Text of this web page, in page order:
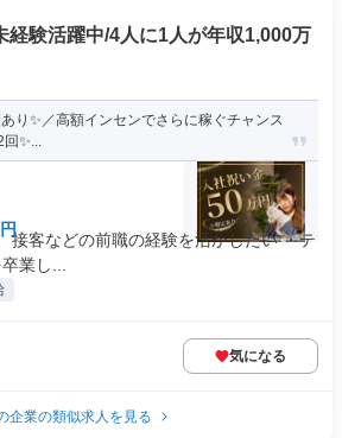
経験活躍中/4人に1人が年収1,000万
り✨／高額インセンでさらに稼ぐチャンス
回✨...
接客などの前職の経験を活かしたい ・テ
業し...
気になる
企業の類似求人を見る